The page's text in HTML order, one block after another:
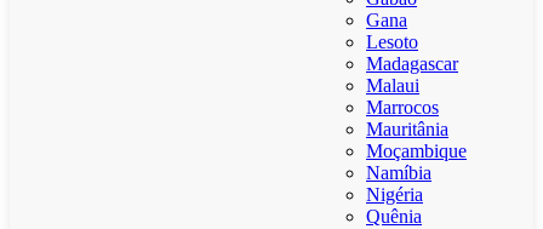
Gana
Lesoto
Madagascar
Malaui
Marrocos
Mauritânia
Moçambique
Namíbia
Nigéria
Quênia